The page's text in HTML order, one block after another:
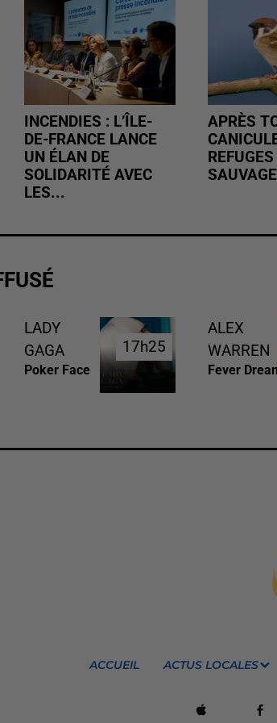
INCENDIES : L’ÎLE-
DE-FRANCE LANCE
UN ÉLAN DE
SOLIDARITÉ AVEC
LES...
APRÈS
LADY
GAGA
Poker Face
17h25
17h25
ALEX
WARREN
Fever
ACCUEIL ACTUS LOCALES